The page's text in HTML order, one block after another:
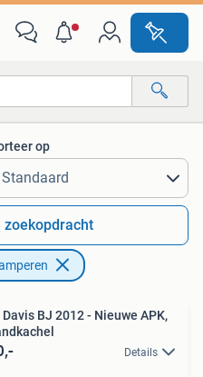
op
zoekopdracht
BJ 2012 - Nieuwe APK,
Details